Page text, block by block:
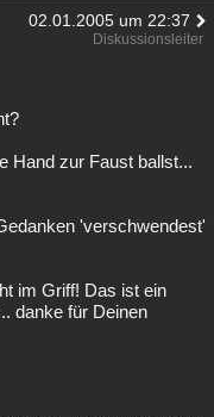
02.01.2005 um 22:37
Diskussionsleiter
Hand zur Faust ballst...
'verschwendest'
im Griff! Das ist ein
danke für Deinen